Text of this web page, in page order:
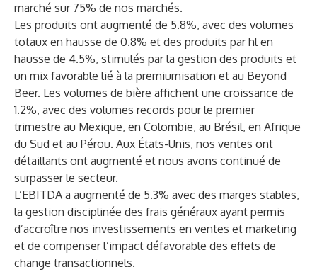
marché sur 75% de nos marchés.
Les produits ont augmenté de 5.8%, avec des volumes
totaux en hausse de 0.8% et des produits par hl en
hausse de 4.5%, stimulés par la gestion des produits et
un mix favorable lié à la premiumisation et au Beyond
Beer. Les volumes de bière affichent une croissance de
1.2%, avec des volumes records pour le premier
trimestre au Mexique, en Colombie, au Brésil, en Afrique
du Sud et au Pérou. Aux États-Unis, nos ventes ont
détaillants ont augmenté et nous avons continué de
surpasser le secteur.
L’EBITDA a augmenté de 5.3% avec des marges stables,
la gestion disciplinée des frais généraux ayant permis
d’accroître nos investissements en ventes et marketing
et de compenser l’impact défavorable des effets de
change transactionnels.